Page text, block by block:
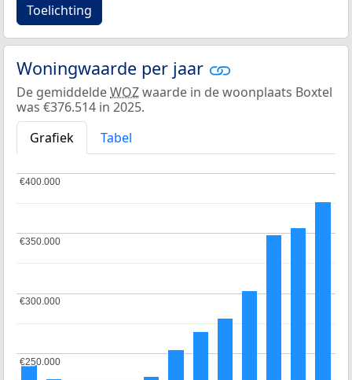
Toelichting
Woningwaarde per jaar
De gemiddeldeWOZwaarde in de woonplaats Boxtel
was €376.514 in 2025.
Grafiek
Tabel
€250.000
€250.000
€300.000
€300.000
€350.000
€350.000
€400.000
€400.000